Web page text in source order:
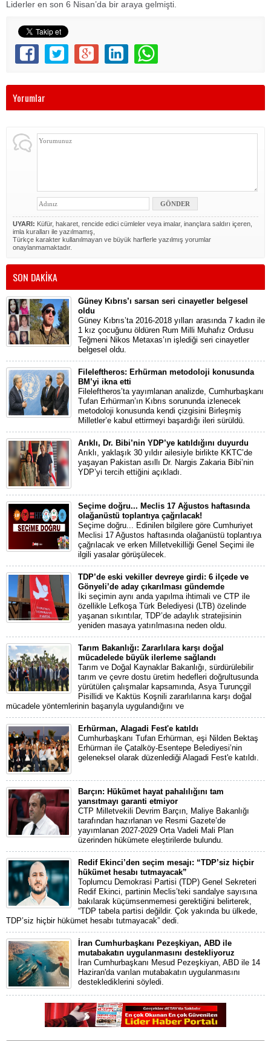
Liderler en son 6 Nisan’da bir araya gelmişti.
Yorumlar
UYARI: Küfür, hakaret, rencide edici cümleler veya imalar, inançlara saldırı içeren,
imla kuralları ile yazılmamış,
Türkçe karakter kullanılmayan ve büyük harflerle yazılmış yorumlar
onaylanmamaktadır.
SON DAKİKA
Güney Kıbrıs’ı sarsan seri cinayetler belgesel
oldu
Güney Kıbrıs’ta 2016-2018 yılları arasında 7 kadın ile
1 kız çocuğunu öldüren Rum Milli Muhafız Ordusu
Teğmeni Nikos Metaxas’ın işlediği seri cinayetler
belgesel oldu.
Fileleftheros: Erhürman metodoloji konusunda
BM’yi ikna etti
Fileleftheros’ta yayımlanan analizde, Cumhurbaşkanı
Tufan Erhürman’ın Kıbrıs sorununda izlenecek
metodoloji konusunda kendi çizgisini Birleşmiş
Milletler’e kabul ettirmeyi başardığı ileri sürüldü.
Arıklı, Dr. Bibi’nin YDP’ye katıldığını duyurdu
Arıklı, yaklaşık 30 yıldır ailesiyle birlikte KKTC’de
yaşayan Pakistan asıllı Dr. Nargis Zakaria Bibi’nin
YDP’yi tercih ettiğini açıkladı.
Seçime doğru... Meclis 17 Ağustos haftasında
olağanüstü toplantıya çağrılacak!
Seçime doğru... Edinilen bilgilere göre Cumhuriyet
Meclisi 17 Ağustos haftasında olağanüstü toplantıya
çağrılacak ve erken Milletvekilliği Genel Seçimi ile
ilgili yasalar görüşülecek.
TDP’de eski vekiller devreye girdi: 6 ilçede ve
Gönyeli’de aday çıkarılması gündemde
İki seçimin aynı anda yapılma ihtimali ve CTP ile
özellikle Lefkoşa Türk Belediyesi (LTB) özelinde
yaşanan sıkıntılar, TDP’de adaylık stratejisinin
yeniden masaya yatırılmasına neden oldu.
Tarım Bakanlığı: Zararlılara karşı doğal
mücadelede büyük ilerleme sağlandı
Tarım ve Doğal Kaynaklar Bakanlığı, sürdürülebilir
tarım ve çevre dostu üretim hedefleri doğrultusunda
yürütülen çalışmalar kapsamında, Asya Turunçgil
Pisillidi ve Kaktüs Koşnili zararlılarına karşı doğal
mücadele yöntemlerinin başarıyla uygulandığını ve
Erhürman, Alagadi Fest'e katıldı
Cumhurbaşkanı Tufan Erhürman, eşi Nilden Bektaş
Erhürman ile Çatalköy-Esentepe Belediyesi’nin
geleneksel olarak düzenlediği Alagadi Fest'e katıldı.
Barçın: Hükümet hayat pahalılığını tam
yansıtmayı garanti etmiyor
CTP Milletvekili Devrim Barçın, Maliye Bakanlığı
tarafından hazırlanan ve Resmi Gazete’de
yayımlanan 2027-2029 Orta Vadeli Mali Plan
üzerinden hükümete eleştirilerde bulundu.
Redif Ekinci’den seçim mesajı: “TDP’siz hiçbir
hükümet hesabı tutmayacak”
Toplumcu Demokrasi Partisi (TDP) Genel Sekreteri
Redif Ekinci, partinin Meclis’teki sandalye sayısına
bakılarak küçümsenmemesi gerektiğini belirterek,
“TDP tabela partisi değildir. Çok yakında bu ülkede,
TDP’siz hiçbir hükümet hesabı tutmayacak” dedi.
İran Cumhurbaşkanı Pezeşkiyan, ABD ile
mutabakatın uygulanmasını destekliyoruz
İran Cumhurbaşkanı Mesud Pezeşkiyan, ABD ile 14
Haziran'da varılan mutabakatın uygulanmasını
desteklediklerini söyledi.